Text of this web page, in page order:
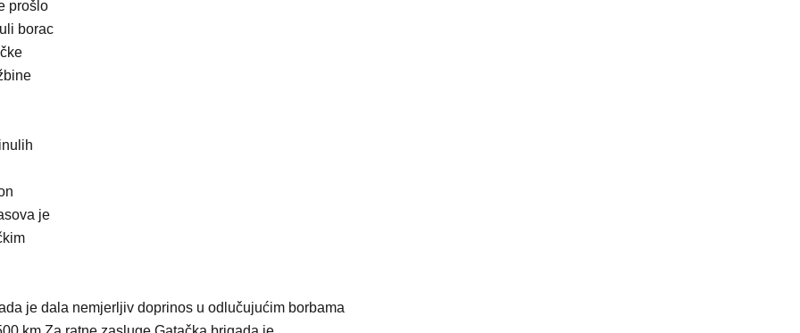
prošlo
borac
je
je dala nemjerljiv doprinos u odlučujućim borbama